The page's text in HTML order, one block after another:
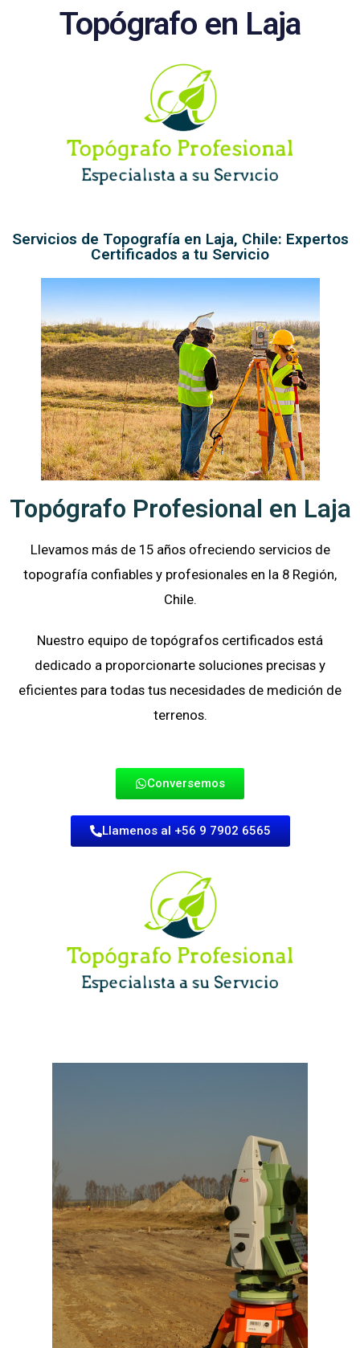
Topógrafo en Laja
Servicios de Topografía en Laja, Chile: Expertos
Certificados a tu Servicio
Topógrafo Profesional en Laja
Llevamos más de 15 años ofreciendo servicios de
topografía confiables y profesionales en la 8 Región,
Chile.
Nuestro equipo de topógrafos certificados está
dedicado a proporcionarte soluciones precisas y
eficientes para todas tus necesidades de medición de
terrenos.
Conversemos
Llamenos al +56 9 7902 6565